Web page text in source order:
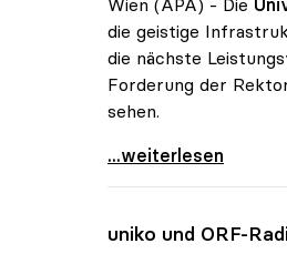
die geistige
die nächste
Forderung der
sehen.
Uni-Budget:
...weiterlesen
uniko und ORF-